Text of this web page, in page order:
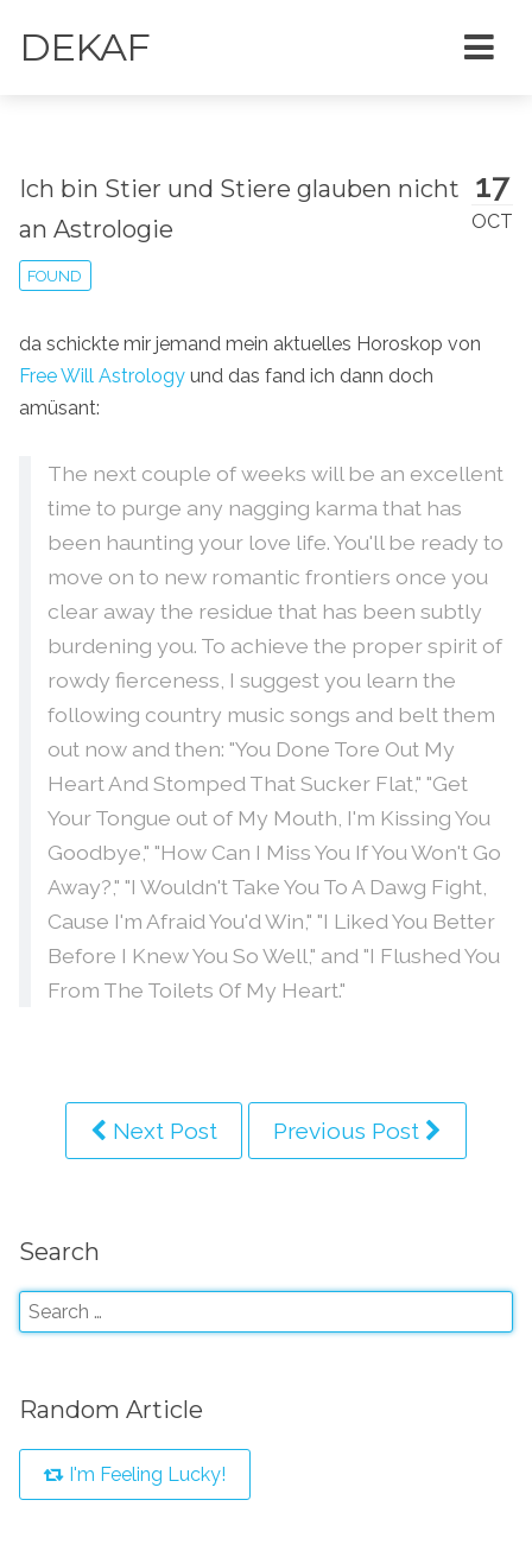
DEKAF
17
OCT
Ich bin Stier und Stiere glauben nicht
an Astrologie
FOUND
da schickte mir jemand mein aktuelles Horoskop von
Free Will Astrology und das fand ich dann doch
amüsant:
The next couple of weeks will be an excellent
time to purge any nagging karma that has
been haunting your love life. You'll be ready to
move on to new romantic frontiers once you
clear away the residue that has been subtly
burdening you. To achieve the proper spirit of
rowdy fierceness, I suggest you learn the
following country music songs and belt them
out now and then: "You Done Tore Out My
Heart And Stomped That Sucker Flat," "Get
Your Tongue out of My Mouth, I'm Kissing You
Goodbye," "How Can I Miss You If You Won't Go
Away?," "I Wouldn't Take You To A Dawg Fight,
Cause I'm Afraid You'd Win," "I Liked You Better
Before I Knew You So Well," and "I Flushed You
From The Toilets Of My Heart."
Next Post Previous Post
Search
Random Article
I'm Feeling Lucky!